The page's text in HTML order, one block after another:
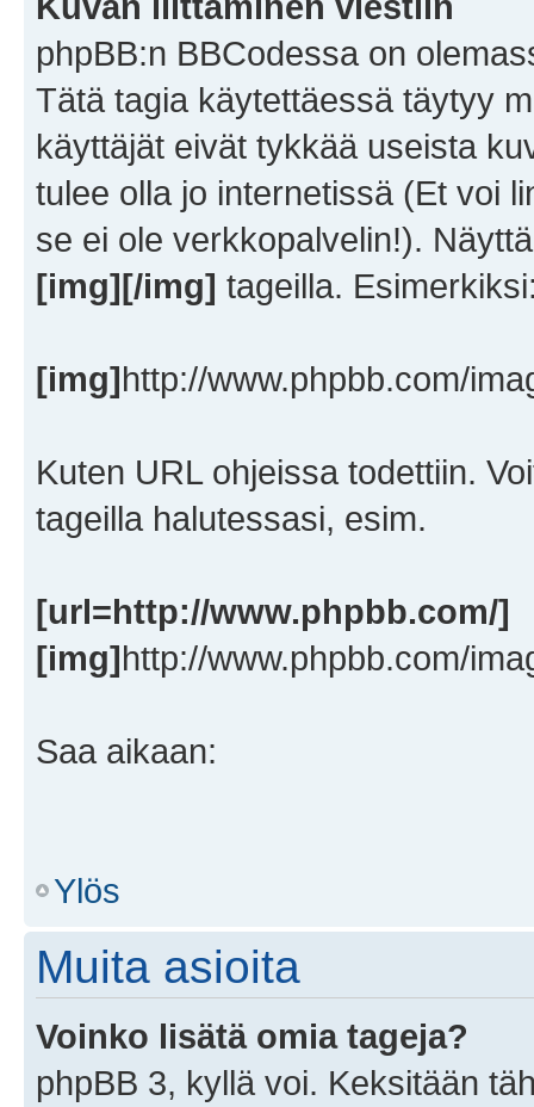
phpBB:n BBCodessa on
Tätä tagia käytettäessä täytyy
käyttäjät eivät tykkää useista
tulee olla jo internetissä (Et voi
se ei ole verkkopalvelin!).
[img][/img] tageilla.
[img]http://www.phpbb.com/
Kuten URL ohjeissa todettiin.
tageilla halutessasi, esim.
[url=http://www.phpbb.com/]
[img]http://www.phpbb.com/
Saa aikaan:
Ylös
Muita asioita
Voinko lisätä omia tageja?
phpBB 3, kyllä voi. Keksitään